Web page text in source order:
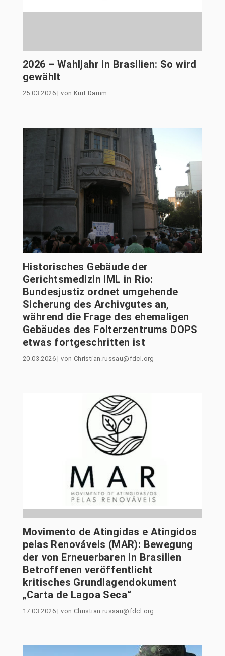
2026 – Wahljahr in Brasilien: So wird
gewählt
25.03.2026|von Kurt Damm
Historisches Gebäude der
Gerichtsmedizin IML in Rio:
Bundesjustiz ordnet umgehende
Sicherung des Archivgutes an,
während die Frage des ehemaligen
Gebäudes des Folterzentrums DOPS
etwas fortgeschritten ist
20.03.2026|von Christian.russau@fdcl.org
Movimento de Atingidas e Atingidos
pelas Renováveis (MAR): Bewegung
der von Erneuerbaren in Brasilien
Betroffenen veröffentlicht
kritisches Grundlagendokument
„Carta de Lagoa Seca“
17.03.2026|von Christian.russau@fdcl.org